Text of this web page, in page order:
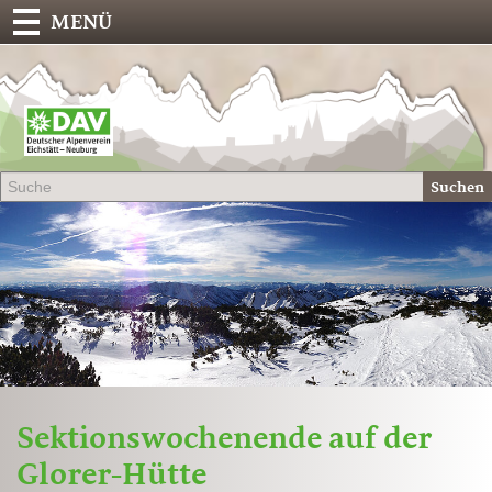
Suchen
MENÜ
Sektionswochenende auf der
Glorer-Hütte